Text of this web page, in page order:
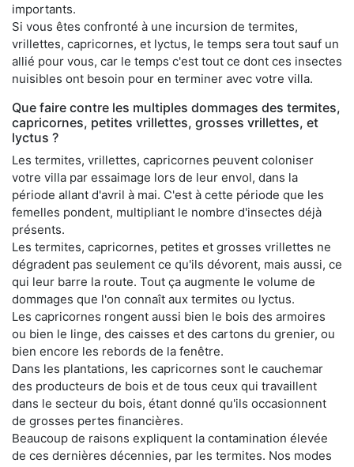
importants.
Si vous êtes confronté à une incursion de termites,
vrillettes, capricornes, et lyctus, le temps sera tout sauf un
allié pour vous, car le temps c'est tout ce dont ces insectes
nuisibles ont besoin pour en terminer avec votre villa.
Que faire contre les multiples dommages des termites,
capricornes, petites vrillettes, grosses vrillettes, et
lyctus ?
Les termites, vrillettes, capricornes peuvent coloniser
votre villa par essaimage lors de leur envol, dans la
période allant d'avril à mai. C'est à cette période que les
femelles pondent, multipliant le nombre d'insectes déjà
présents.
Les termites, capricornes, petites et grosses vrillettes ne
dégradent pas seulement ce qu'ils dévorent, mais aussi, ce
qui leur barre la route. Tout ça augmente le volume de
dommages que l'on connaît aux termites ou lyctus.
Les capricornes rongent aussi bien le bois des armoires
ou bien le linge, des caisses et des cartons du grenier, ou
bien encore les rebords de la fenêtre.
Dans les plantations, les capricornes sont le cauchemar
des producteurs de bois et de tous ceux qui travaillent
dans le secteur du bois, étant donné qu'ils occasionnent
de grosses pertes financières.
Beaucoup de raisons expliquent la contamination élevée
de ces dernières décennies, par les termites. Nos modes